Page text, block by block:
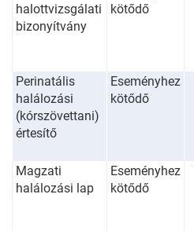
halottvizsgálati
bizonyítvány
kötődő
Perinatális
halálozási
(kórszövettani)
értesítő
Eseményhez
kötődő
Magzati
halálozási lap
Eseményhez
kötődő